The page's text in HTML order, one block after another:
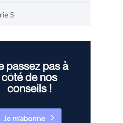
5
passez pas à
côté de nos
conseils !
Je m'abonne